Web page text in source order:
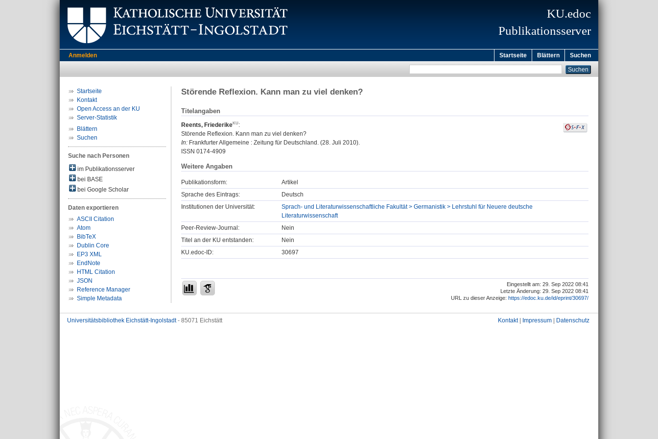
KU.edoc
Publikationsserver
Anmelden Startseite Blättern Suchen
Startseite
Kontakt
Open Access an der KU
Server-Statistik
Blättern
Suchen
Suche nach Personen
im Publikationsserver
bei BASE
bei Google Scholar
Daten exportieren
ASCII Citation
Atom
BibTeX
Dublin Core
EP3 XML
EndNote
HTML Citation
JSON
Reference Manager
Simple Metadata
Störende Reflexion. Kann man zu viel denken?
Titelangaben
Reents, Friederike
:
Störende Reflexion. Kann man zu viel denken?
In: Frankfurter Allgemeine : Zeitung für Deutschland. (28. Juli 2010).
ISSN 0174-4909
Weitere Angaben
Publikationsform:
Artikel
Sprache des Eintrags:
Deutsch
Institutionen der Universität:
Sprach- und Literaturwissenschaftliche Fakultät > Germanistik > Lehrstuhl für Neuere deutsche
Literaturwissenschaft
Peer-Review-Journal:
Nein
Titel an der KU entstanden:
Nein
KU.edoc-ID:
30697
Eingestellt am: 29. Sep 2022 08:41
Letzte Änderung: 29. Sep 2022 08:41
URL zu dieser Anzeige: https://edoc.ku.de/id/eprint/30697/
Universitätsbibliothek Eichstätt-Ingolstadt- 85071 Eichstätt Kontakt| Impressum Datenschutz